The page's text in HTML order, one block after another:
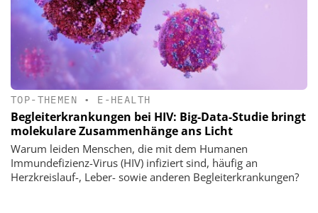
TOP-THEMEN • E-HEALTH
Begleiterkrankungen bei HIV: Big-Data-Studie bringt
molekulare Zusammenhänge ans Licht
Warum leiden Menschen, die mit dem Humanen
Immundefizienz-Virus (HIV) infiziert sind, häufig an
Herzkreislauf-, Leber- sowie anderen Begleiterkrankungen?